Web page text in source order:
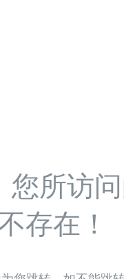
您所访
存在！